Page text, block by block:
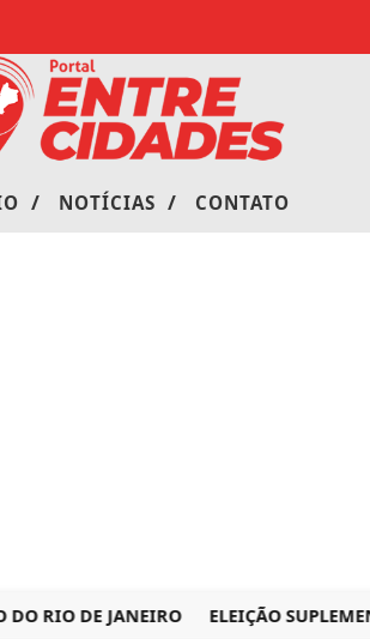
/ NOTÍCIAS / CONTATO
RIO DE JANEIRO ELEIÇÃO